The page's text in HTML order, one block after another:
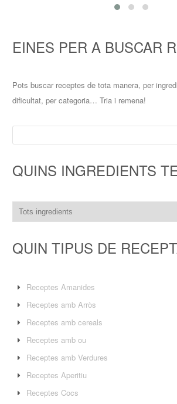
EINES PER A BUSCAR
Pots buscar receptes de tota manera, per
dificultat, per categoria… Tria i remena!
QUINS INGREDIENTS
QUIN TIPUS DE
Receptes Amanides
Receptes amb Arròs
Receptes amb cereals
Receptes amb ou
Receptes amb Verdures
Receptes Aperitiu
Receptes Cocs